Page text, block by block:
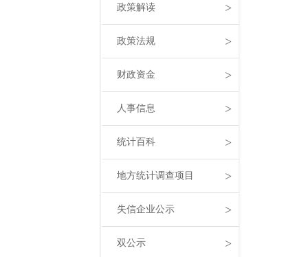
政策解读 >
政策法规 >
财政资金 >
人事信息 >
统计百科 >
地方统计调查项目 >
失信企业公示 >
双公示 >